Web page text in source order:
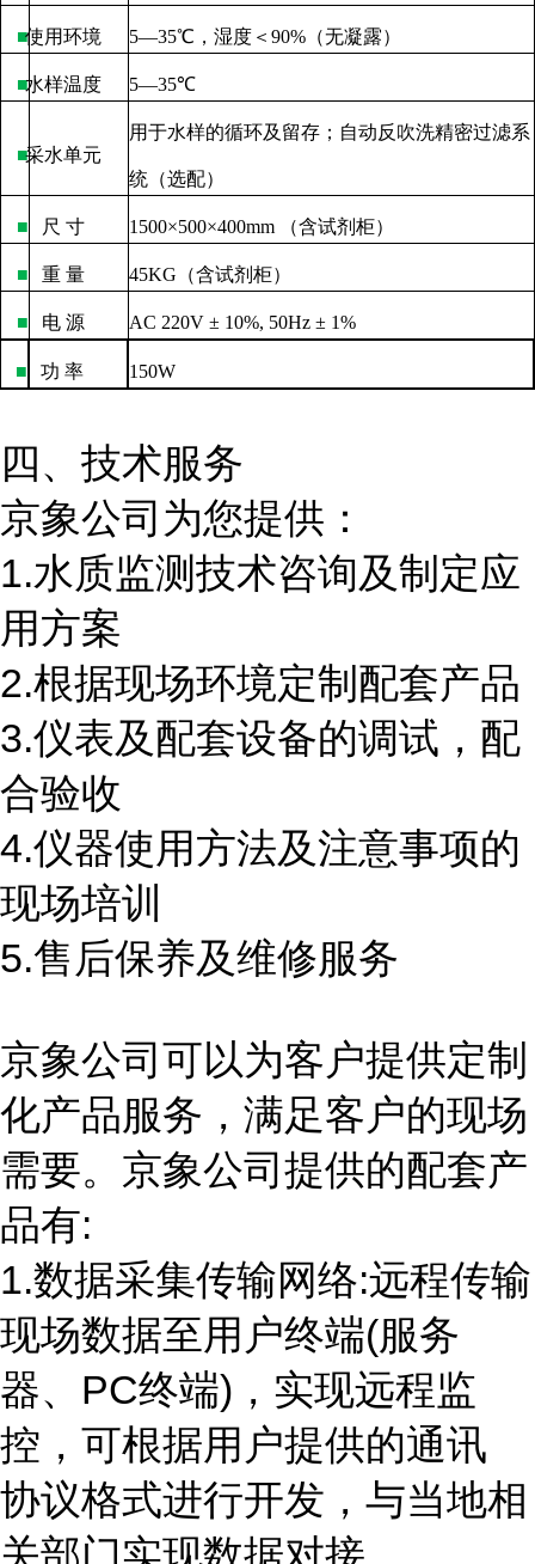
■使用环境 5—35℃，湿度＜ 90% （无凝露）
■水样温度 5—35℃
■采水单元
用于水样的循环及留存；自动反吹洗精密过滤系
统（选配）
■ 尺 寸 1500×500×400mm （含试剂柜）
■ 重 量 45KG （含试剂柜）
■ 电 源 AC 220V ± 10%, 50Hz ± 1%
■ 功 率 150W
四、技术服务
京象公司为您提供：
1.水质监测技术咨询及制定应
用方案
2.根据现场环境定制配套产品
3.仪表及配套设备的调试，配
合验收
4.仪器使用方法及注意事项的
现场培训
5.售后保养及维修服务
京象公司可以为客户提供定制
化产品服务，满足客户的现场
需要。京象公司提供的配套产
品有:
1.数据采集传输网络:远程传输
现场数据至用户终端(服务
器、 PC终端) ，实现远程监
控，可根据用户提供的通讯
协议格式进行开发，与当地相
关部门实现数据对接。